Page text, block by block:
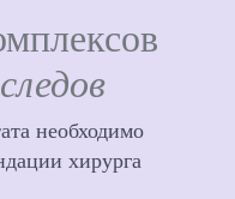
необходимо
хирурга